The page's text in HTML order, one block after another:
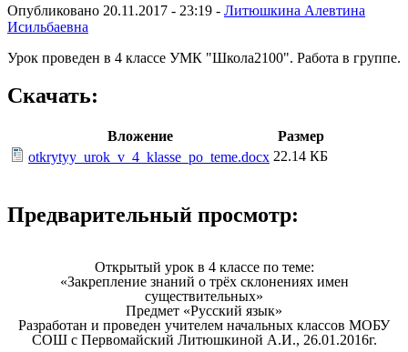
Опубликовано 20.11.2017 - 23:19 - Литюшкина Алевтина
Исильбаевна
Урок проведен в 4 классе УМК "Школа2100". Работа в группе.
Скачать:
Вложение
Размер
otkrytyy_urok_v_4_klasse_po_teme.docx 22.14 КБ
Предварительный просмотр:
Открытый урок в 4 классе по теме:
«Закрепление знаний о трёх склонениях имен
существительных»
Предмет «Русский язык»
Разработан и проведен учителем начальных классов МОБУ
СОШ с Первомайский Литюшкиной А.И., 26.01.2016г.